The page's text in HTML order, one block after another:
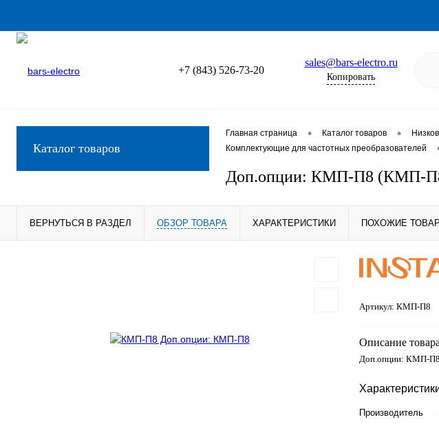
+7 (843) 526-73-20
sales@bars-electro.ru
Копировать
Каталог товаров
Главная страница • Каталог товаров •
Комплектующие для частотных преобразователей
Доп.опции: КМП-П8 (КМП-
ВЕРНУТЬСЯ В РАЗДЕЛ ОБЗОР ТОВАРА ХАРАКТЕРИСТИКИ ПОХОЖИЕ
Артикул: КМП-П8
Описание
Доп.опции: КМП-П8
Производитель